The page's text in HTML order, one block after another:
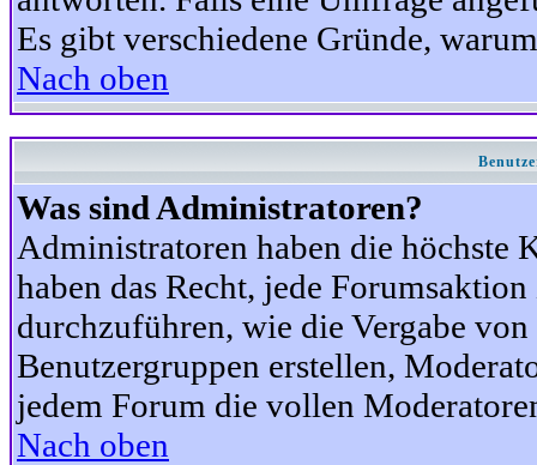
Es gibt verschiedene Gründe,
Nach oben
Was sind Administratoren?
Administratoren haben die höchste
haben das Recht, jede
durchzuführen, wie die Vergabe
Benutzergruppen erstellen,
jedem Forum die vollen
Nach oben